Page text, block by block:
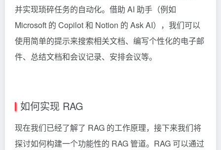
并实现琐碎任务的自动化。借助 AI 助手（例如
Microsoft 的 Copilot和 Notion 的 Ask AI），我们可以
使用简单的提示来搜索相关文档、编写个性化的电子邮
件、总结文档和会议记录、安排会议等。
如何实现 RAG
现在我们已经了解了 RAG 的工作原理，接下来我们将
探讨如何构建一个功能性的 RAG 管道。RAG 可以通过